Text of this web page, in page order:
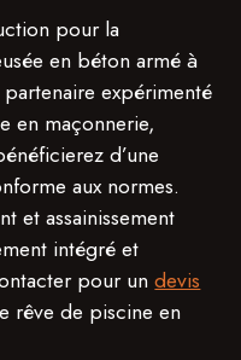
pour la
en béton armé à
partenaire expérimenté
en maçonnerie,
d’une
aux normes.
et assainissement
intégré et
pour undevis
rêve de piscine en